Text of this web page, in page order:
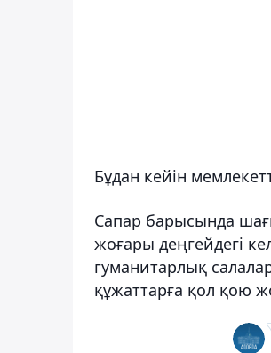
Бұдан кейін
Сапар барысында
жоғары деңгейдегі
гуманитарлық
құжаттарға қол қою